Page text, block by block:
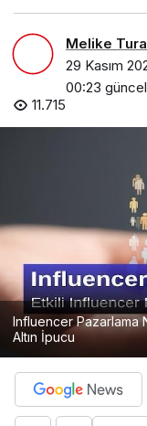
Melike
29 Kasım
00:23
11.715
Influencer Pazarlama
Altın İpucu